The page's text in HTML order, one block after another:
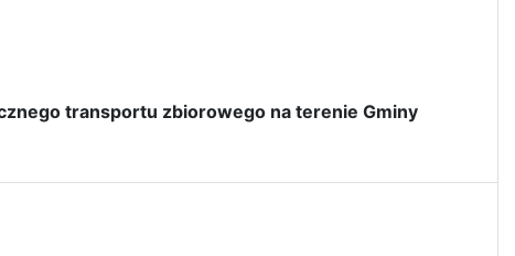
transportu zbiorowego na terenie Gminy